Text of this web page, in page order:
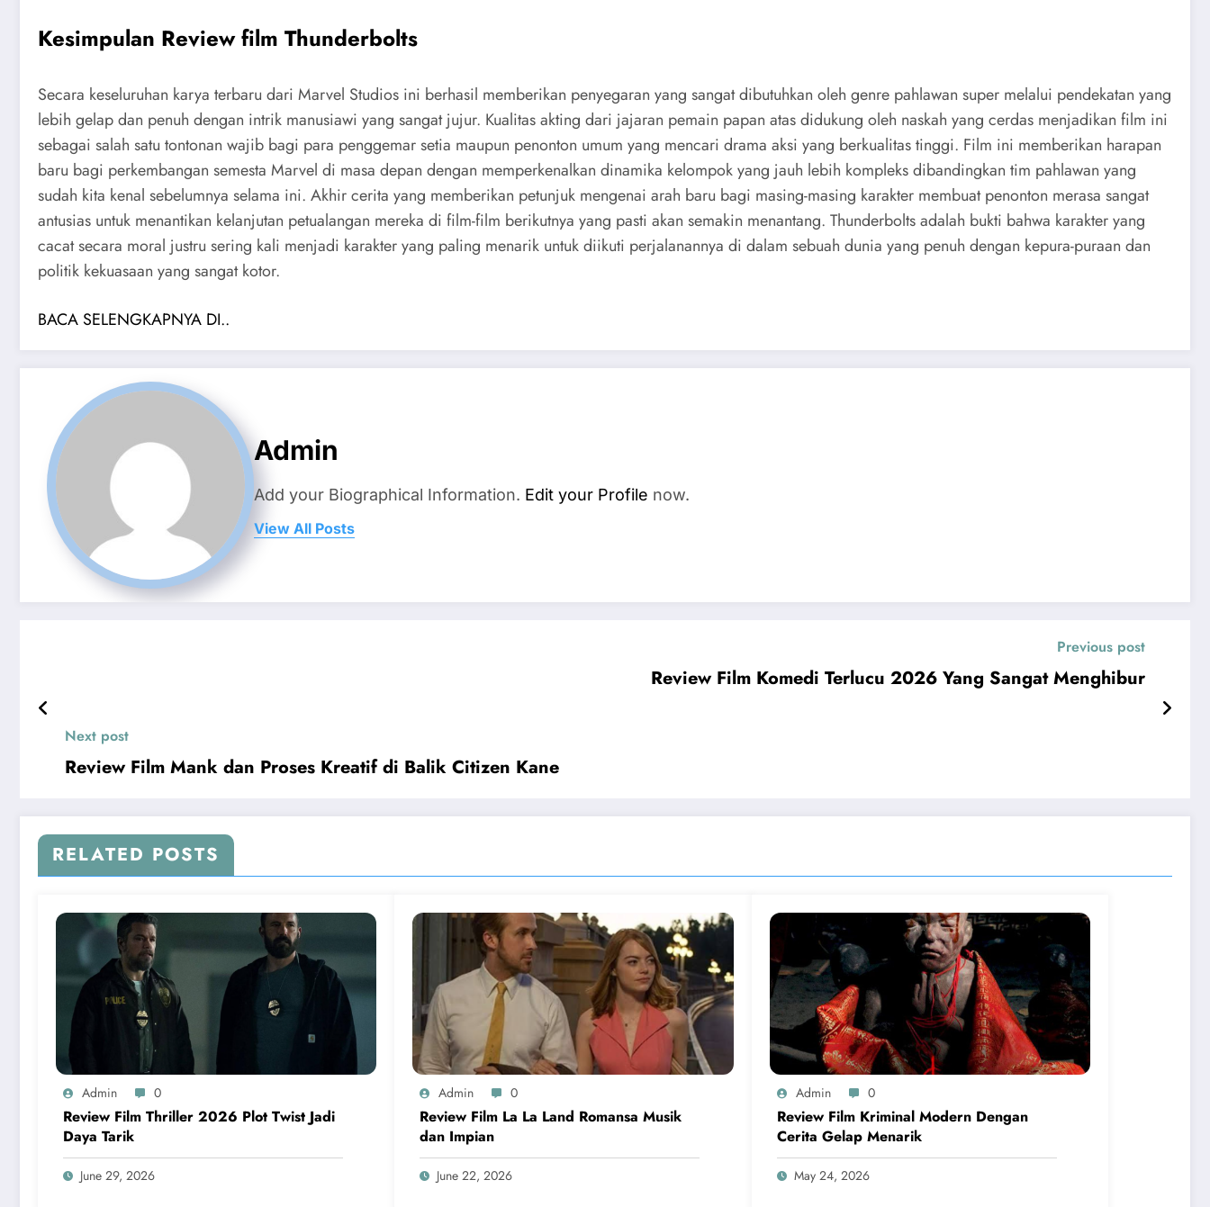
Kesimpulan Review film Thunderbolts
Secara keseluruhan karya terbaru dari Marvel Studios ini berhasil memberikan penyegaran yang sangat dibutuhkan oleh genre pahlawan super melalui pendekatan yang
lebih gelap dan penuh dengan intrik manusiawi yang sangat jujur. Kualitas akting dari jajaran pemain papan atas didukung oleh naskah yang cerdas menjadikan film ini
sebagai salah satu tontonan wajib bagi para penggemar setia maupun penonton umum yang mencari drama aksi yang berkualitas tinggi. Film ini memberikan harapan
baru bagi perkembangan semesta Marvel di masa depan dengan memperkenalkan dinamika kelompok yang jauh lebih kompleks dibandingkan tim pahlawan yang
sudah kita kenal sebelumnya selama ini. Akhir cerita yang memberikan petunjuk mengenai arah baru bagi masing-masing karakter membuat penonton merasa sangat
antusias untuk menantikan kelanjutan petualangan mereka di film-film berikutnya yang pasti akan semakin menantang. Thunderbolts adalah bukti bahwa karakter yang
cacat secara moral justru sering kali menjadi karakter yang paling menarik untuk diikuti perjalanannya di dalam sebuah dunia yang penuh dengan kepura-puraan dan
politik kekuasaan yang sangat kotor.
BACA SELENGKAPNYA DI..
Admin
Add your Biographical Information. Edit your Profile now.
View All Posts
Previous post
Review Film Komedi Terlucu 2026 Yang Sangat Menghibur
Next post
Review Film Mank dan Proses Kreatif di Balik Citizen Kane
RELATED POSTS
Admin 0
Review Film Thriller 2026 Plot Twist Jadi
Daya Tarik
June 29, 2026
Admin 0
Review Film La La Land Romansa Musik
dan Impian
June 22, 2026
Admin 0
Review Film Kriminal Modern Dengan
Cerita Gelap Menarik
May 24, 2026